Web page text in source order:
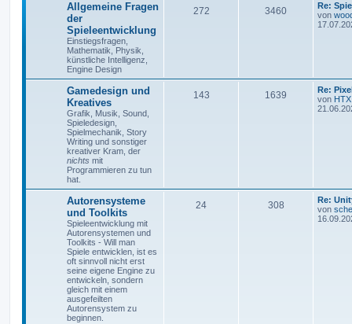
Allgemeine Fragen
der
Spieleentwicklung
Einstiegsfragen,
Mathematik, Physik,
künstliche Intelligenz,
Engine Design
272 3460
Re:
von
Gamedesign und
Kreatives
Grafik, Musik, Sound,
Spieledesign,
Spielmechanik, Story
Writing und sonstiger
kreativer Kram, der
nichts mit
Programmieren zu tun
hat.
143 1639
Re:
von HTX
Autorensysteme
und Toolkits
Spieleentwicklung mit
Autorensystemen und
Toolkits - Will man
Spiele entwicklen, ist es
oft sinnvoll nicht erst
seine eigene Engine zu
entwickeln, sondern
gleich mit einem
ausgefeilten
Autorensystem zu
beginnen.
24 308
Re:
von